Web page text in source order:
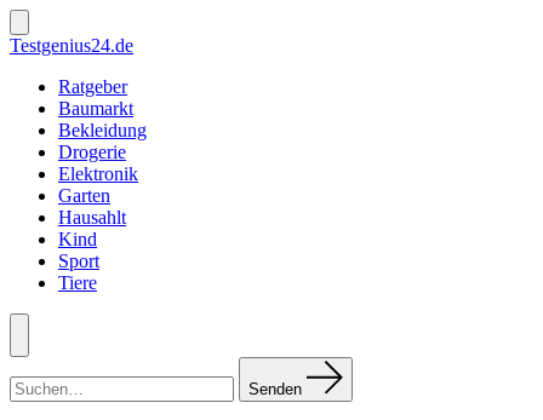
Zum
Inhalt
springen
Suche
ein-/ausblenden
Testgenius24.de
Ratgeber
Baumarkt
Bekleidung
Drogerie
Elektronik
Garten
Hausahlt
Kind
Sport
Tiere
Menü
nach:
Senden